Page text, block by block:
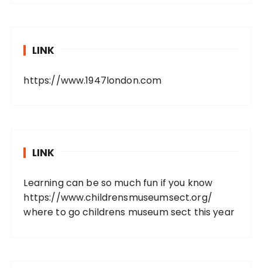
LINK
https://www.1947london.com
LINK
Learning can be so much fun if you know
https://www.childrensmuseumsect.org/
where to go childrens museum sect this year